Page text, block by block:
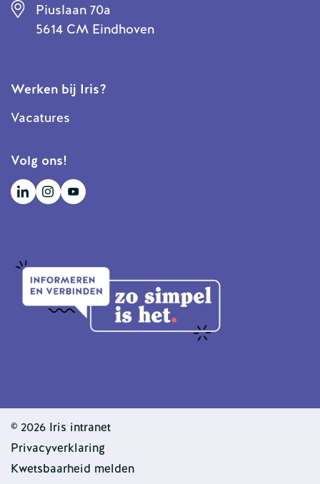
Piuslaan 70a
5614 CM Eindhoven
Werken bij Iris?
Vacatures
Volg ons!
© 2026 Iris intranet
Privacyverklaring
Kwetsbaarheid melden